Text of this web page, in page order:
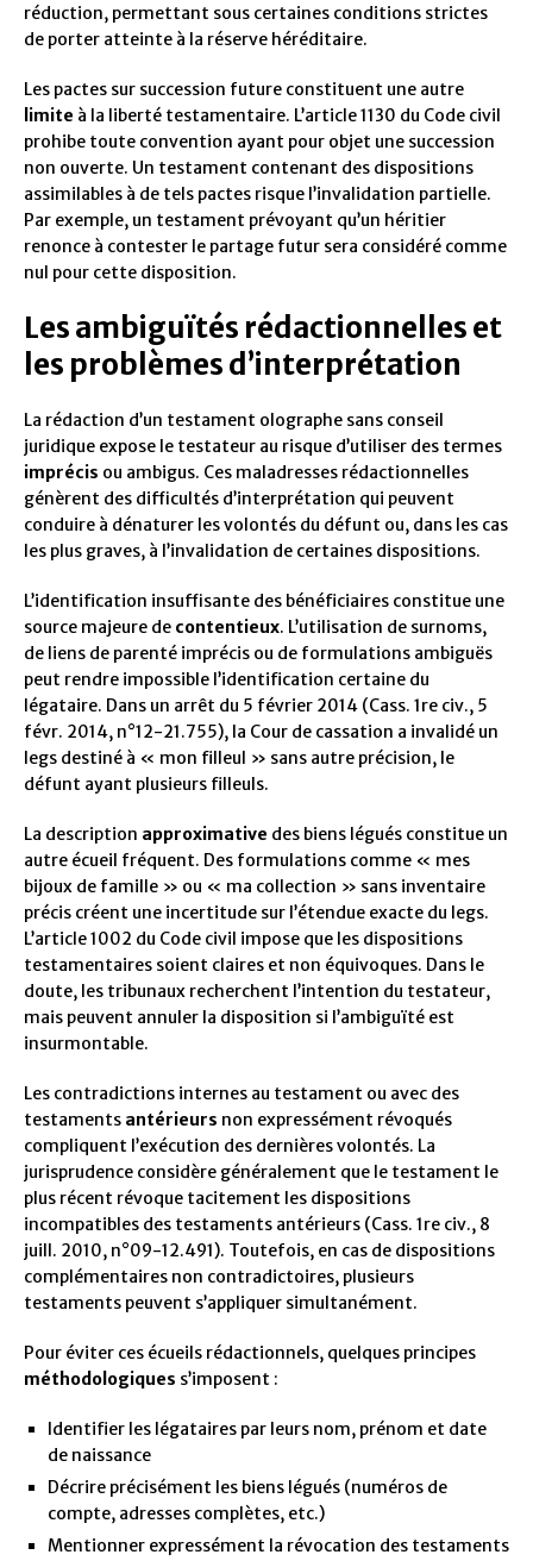
réduction, permettant sous certaines conditions strictes
de porter atteinte à la réserve héréditaire.
Les pactes sur succession future constituent une autre
limite à la liberté testamentaire. L’article 1130 du Code civil
prohibe toute convention ayant pour objet une succession
non ouverte. Un testament contenant des dispositions
assimilables à de tels pactes risque l’invalidation partielle.
Par exemple, un testament prévoyant qu’un héritier
renonce à contester le partage futur sera considéré comme
nul pour cette disposition.
Les ambiguïtés rédactionnelles et
les problèmes d’interprétation
La rédaction d’un testament olographe sans conseil
juridique expose le testateur au risque d’utiliser des termes
imprécis ou ambigus. Ces maladresses rédactionnelles
génèrent des difficultés d’interprétation qui peuvent
conduire à dénaturer les volontés du défunt ou, dans les cas
les plus graves, à l’invalidation de certaines dispositions.
L’identification insuffisante des bénéficiaires constitue une
source majeure de contentieux. L’utilisation de surnoms,
de liens de parenté imprécis ou de formulations ambiguës
peut rendre impossible l’identification certaine du
légataire. Dans un arrêt du 5 février 2014 (Cass. 1re civ., 5
févr. 2014, n°12-21.755), la Cour de cassation a invalidé un
legs destiné à « mon filleul » sans autre précision, le
défunt ayant plusieurs filleuls.
La description approximative des biens légués constitue un
autre écueil fréquent. Des formulations comme « mes
bijoux de famille » ou « ma collection » sans inventaire
précis créent une incertitude sur l’étendue exacte du legs.
L’article 1002 du Code civil impose que les dispositions
testamentaires soient claires et non équivoques. Dans le
doute, les tribunaux recherchent l’intention du testateur,
mais peuvent annuler la disposition si l’ambiguïté est
insurmontable.
Les contradictions internes au testament ou avec des
testaments antérieurs non expressément révoqués
compliquent l’exécution des dernières volontés. La
jurisprudence considère généralement que le testament le
plus récent révoque tacitement les dispositions
incompatibles des testaments antérieurs (Cass. 1re civ., 8
juill. 2010, n°09-12.491). Toutefois, en cas de dispositions
complémentaires non contradictoires, plusieurs
testaments peuvent s’appliquer simultanément.
Pour éviter ces écueils rédactionnels, quelques principes
méthodologiques s’imposent :
Identifier les légataires par leurs nom, prénom et date
de naissance
Décrire précisément les biens légués (numéros de
compte, adresses complètes, etc.)
Mentionner expressément la révocation des testaments